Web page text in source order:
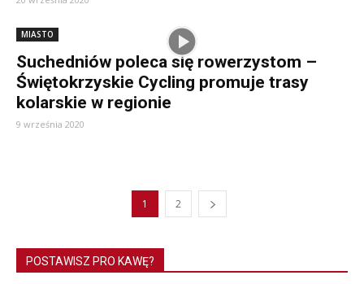
MIASTO
Suchedniów poleca się rowerzystom –
Świętokrzyskie Cycling promuje trasy
kolarskie w regionie
9 września 2020
1 2
POSTAWISZ PRO KAWĘ?